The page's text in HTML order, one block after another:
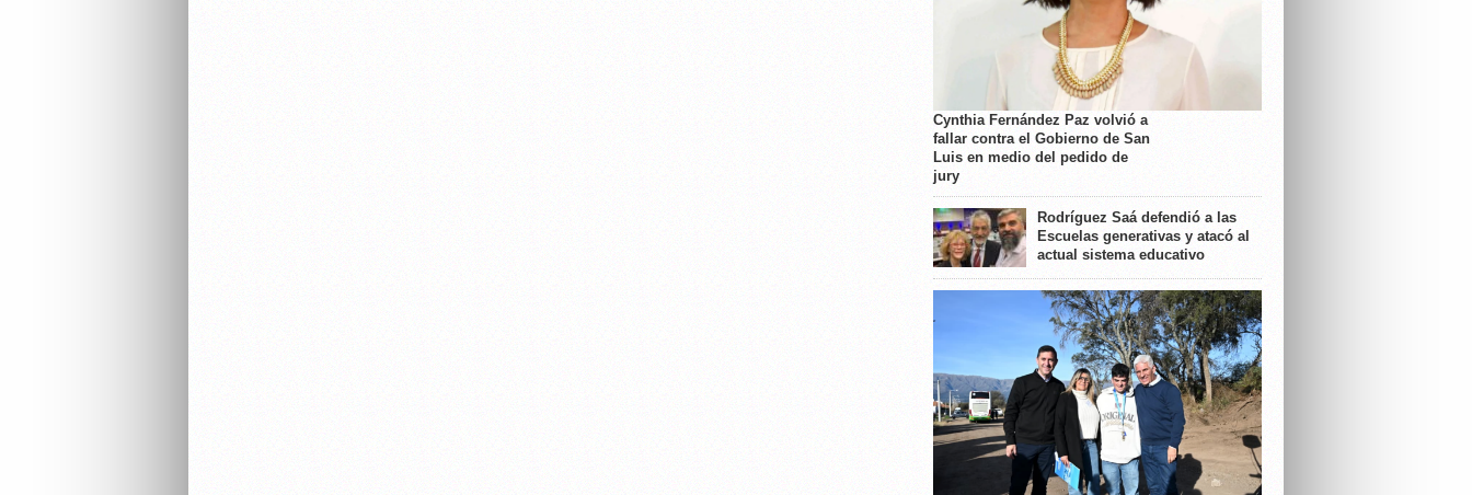
Cynthia Fernández Paz volvió a
fallar contra el Gobierno de San
Luis en medio del pedido de
jury
Rodríguez Saá defendió a las
Escuelas generativas y atacó al
actual sistema educativo